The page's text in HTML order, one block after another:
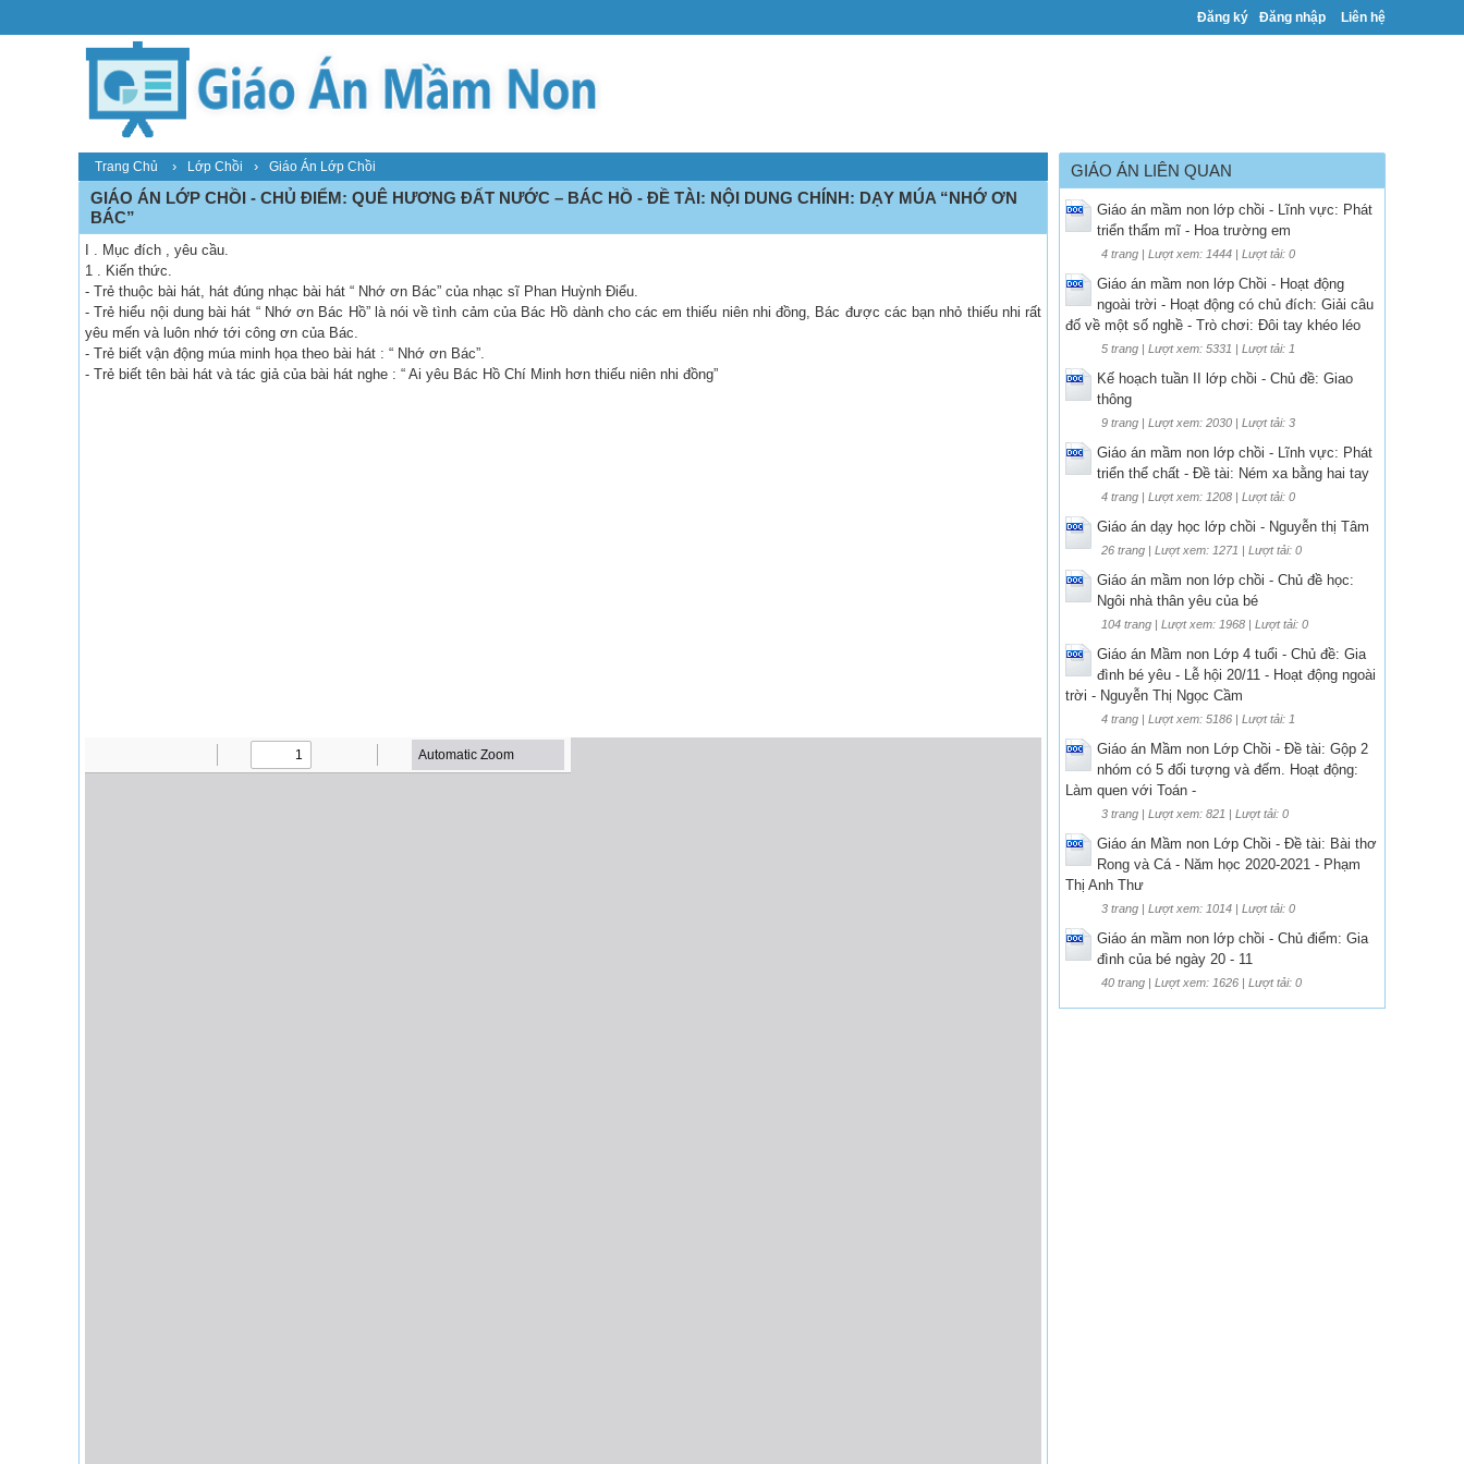
Đăng ký Đăng nhập Liên hệ
Trang Chủ › Lớp Chồi › Giáo Án Lớp Chồi
GIÁO ÁN LỚP CHỒI - CHỦ ĐIỂM: QUÊ HƯƠNG ĐẤT NƯỚC – BÁC HỒ - ĐỀ TÀI: NỘI DUNG CHÍNH: DẠY MÚA “NHỚ ƠN
BÁC”
I . Mục đích , yêu cầu.
1 . Kiến thức.
- Trẻ thuộc bài hát, hát đúng nhạc bài hát “ Nhớ ơn Bác” của nhạc sĩ Phan Huỳnh Điểu.
- Trẻ hiểu nội dung bài hát “ Nhớ ơn Bác Hồ” là nói về tình cảm của Bác Hồ dành cho các em thiếu niên nhi đồng, Bác được các bạn nhỏ thiếu nhi rất
yêu mến và luôn nhớ tới công ơn của Bác.
- Trẻ biết vận động múa minh họa theo bài hát : “ Nhớ ơn Bác”.
- Trẻ biết tên bài hát và tác giả của bài hát nghe : “ Ai yêu Bác Hồ Chí Minh hơn thiếu niên nhi đồng”
GIÁO ÁN LIÊN QUAN
Giáo án mầm non lớp chồi - Lĩnh vực: Phát
triển thẩm mĩ - Hoa trường em
4 trang | Lượt xem: 1444 | Lượt tải: 0
Giáo án mầm non lớp Chồi - Hoạt động
ngoài trời - Hoạt động có chủ đích: Giải câu
đố về một số nghề - Trò chơi: Đôi tay khéo léo
5 trang | Lượt xem: 5331 | Lượt tải: 1
Kế hoạch tuần II lớp chồi - Chủ đề: Giao
thông
9 trang | Lượt xem: 2030 | Lượt tải: 3
Giáo án mầm non lớp chồi - Lĩnh vực: Phát
triển thể chất - Đề tài: Ném xa bằng hai tay
4 trang | Lượt xem: 1208 | Lượt tải: 0
Giáo án dạy học lớp chồi - Nguyễn thị Tâm
26 trang | Lượt xem: 1271 | Lượt tải: 0
Giáo án mầm non lớp chồi - Chủ đề học:
Ngôi nhà thân yêu của bé
104 trang | Lượt xem: 1968 | Lượt tải: 0
Giáo án Mầm non Lớp 4 tuổi - Chủ đề: Gia
đình bé yêu - Lễ hội 20/11 - Hoạt động ngoài
trời - Nguyễn Thị Ngọc Cầm
4 trang | Lượt xem: 5186 | Lượt tải: 1
Giáo án Mầm non Lớp Chồi - Đề tài: Gộp 2
nhóm có 5 đối tượng và đếm. Hoạt động:
Làm quen với Toán -
3 trang | Lượt xem: 821 | Lượt tải: 0
Giáo án Mầm non Lớp Chồi - Đề tài: Bài thơ
Rong và Cá - Năm học 2020-2021 - Phạm
Thị Anh Thư
3 trang | Lượt xem: 1014 | Lượt tải: 0
Giáo án mầm non lớp chồi - Chủ điểm: Gia
đình của bé ngày 20 - 11
40 trang | Lượt xem: 1626 | Lượt tải: 0